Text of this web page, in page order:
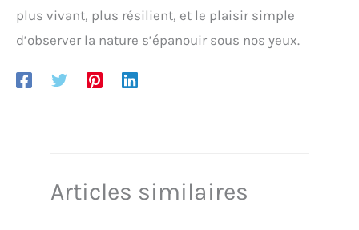
plus vivant, plus résilient, et le plaisir simple
d’observer la nature s’épanouir sous nos yeux.
Articles similaires